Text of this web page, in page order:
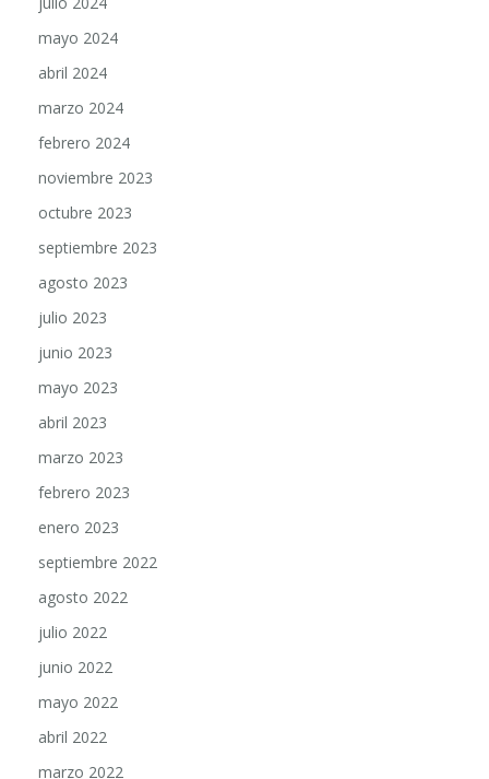
mayo 2024
abril 2024
marzo 2024
febrero 2024
noviembre 2023
octubre 2023
septiembre 2023
agosto 2023
julio 2023
junio 2023
mayo 2023
abril 2023
marzo 2023
febrero 2023
enero 2023
septiembre 2022
agosto 2022
julio 2022
junio 2022
mayo 2022
abril 2022
marzo 2022